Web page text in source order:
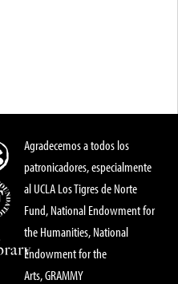
Agradecemos a todos los
patronicadores, especialmente
al UCLA Los Tigres de Norte
Fund, National Endowment for
the Humanities, National
Endowment for the
Arts, GRAMMY